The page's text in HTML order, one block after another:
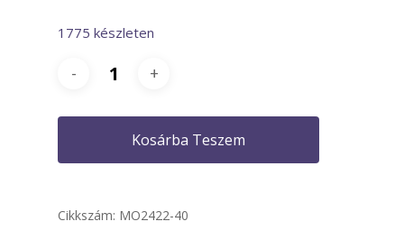
1775 készleten
Kosárba Teszem
Cikkszám: MO2422-40